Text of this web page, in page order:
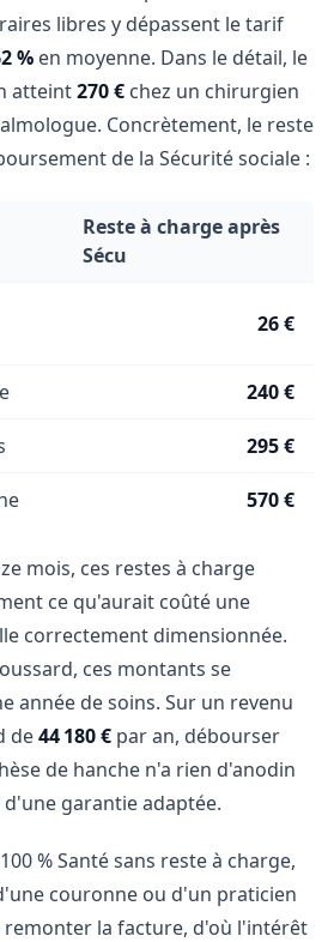
libres y dépassent le tarif
% en moyenne. Dans le détail, le
atteint270 € chez un chirurgien
Concrètement, le reste
de la Sécurité sociale :
Reste à charge après
Sécu
26 €
240 €
295 €
570 €
mois, ces restes à charge
ce qu'aurait coûté une
correctement dimensionnée.
ces montants se
année de soins. Sur un revenu
de44 180 € par an, débourser
de hanche n'a rien d'anodin
garantie adaptée.
% Santé sans reste à charge,
couronne ou d'un praticien
remonter la facture, d'où l'intérêt